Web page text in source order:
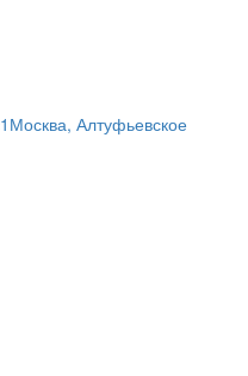
Москва, Алтуфьевское